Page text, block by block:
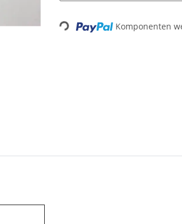
Loading... Komponenten